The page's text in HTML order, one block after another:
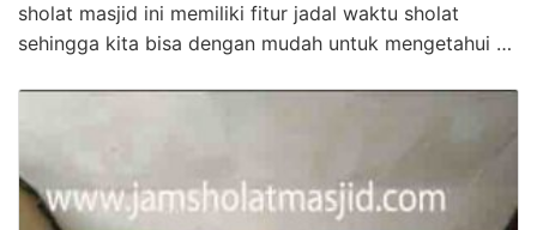
sholat masjid ini memiliki fitur jadal waktu sholat
sehingga kita bisa dengan mudah untuk mengetahui …